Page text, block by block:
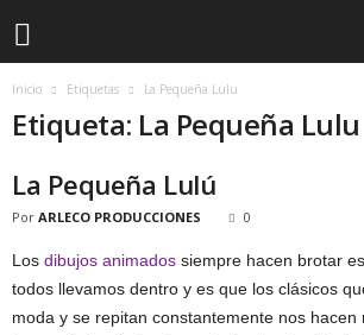
Inicio Etiquetas La Pequeña Lulu
Etiqueta: La Pequeña Lulu
La Pequeña Lulú
Por ARLECO PRODUCCIONES 0
Los dibujos animados siempre hacen brotar
todos llevamos dentro y es que los clásicos
moda y se repitan constantemente nos hacen